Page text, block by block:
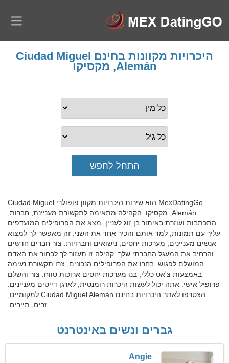
היכרויות מקוונות בחינם Ciudad Miguel
Alemán, מקסיקו
MexDatingGo הוא שירות היכרויות מקוון פופולרי Ciudad Miguel
Alemán, מקסיקו. הקהילה מתאימה לתקשורת מעניינת, חברות,
התכתבות ועוזרת באיתור בן זוג לעניין. מצא את הפרופילים המועדפים
עליך עם תמונות, למד אותם והכיר אחד את השני. זה מאפשר לך למצוא
אנשים מעניינים, מערכות יחסים, נישואים וחברויות. צור חברים חדשים
והרחיב את המעגל החברתי שלך. קהילה זו תעזור לך לבחור את האדם
המושלם לפגוש. בחרו את הפרופילים הנכונים, צרו תקשורת נעימה
באמצעות צ'אט כללי, בנו מערכות יחסים ארוכות טווח. צור והשלם
פרופיל אישי. אתה יכול לעשות היכרות רומנטית, לארגן דייטים מעניינים.
הצטרפו לאתר היכרויות בחינם Ciudad Miguel Alemán למקומיים,
זרים, תיירים.
גברים ונשים באינטרנט
Angie